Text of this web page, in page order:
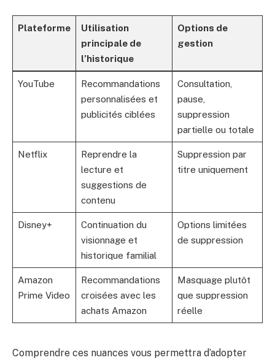
Plateforme
Utilisation
principale de
l’historique
Options de
gestion
YouTube
Recommandations
personnalisées et
publicités ciblées
Consultation,
pause,
suppression
partielle ou totale
Netflix
Reprendre la
lecture et
suggestions de
contenu
Suppression par
titre uniquement
Disney+
Continuation du
visionnage et
historique familial
Options limitées
de suppression
Amazon
Prime Video
Recommandations
croisées avec les
achats Amazon
Masquage plutôt
que suppression
réelle
Comprendre ces nuances vous permettra d’adopter